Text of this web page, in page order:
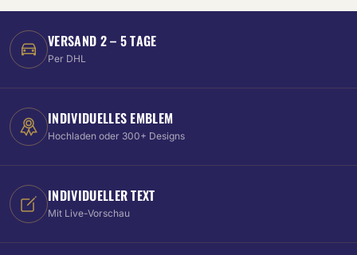
VERSAND 2 – 5 TAGE
Per DHL
INDIVIDUELLES EMBLEM
Hochladen oder 300+ Designs
INDIVIDUELLER TEXT
Mit Live-Vorschau